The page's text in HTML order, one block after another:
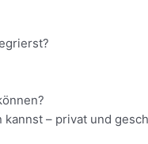
– privat und